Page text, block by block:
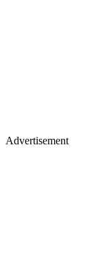
Advertisement